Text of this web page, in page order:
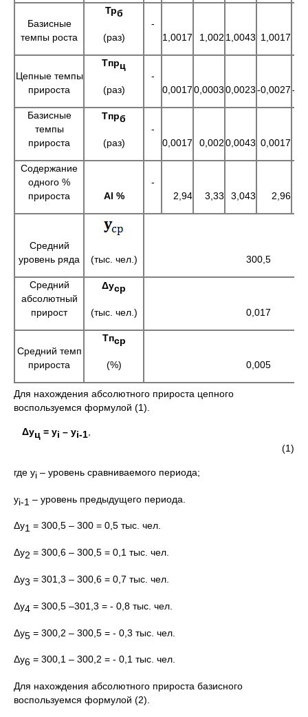
Базисные
темпы роста
Трб
(раз)
-
1,0017
1,002 1,0043 1,0017
Цепные темпы
прироста
Тпрц
(раз)
-
0,00170,00030,0023-0,0027-
Базисные
темпы
прироста
Тпрб
(раз)
-
0,0017
0,0020,0043 0,0017
Содержание
одного %
прироста
Al %
-
2,94
3,33 3,043 2,96
Средний
уровень ряда
(тыс. чел.) 300,5
Средний
абсолютный
прирост
Δуср
(тыс. чел.) 0,017
Средний темп
прироста
Тпср
(%) 0,005
Для нахождения абсолютного прироста цепного
воспользуемся формулой (1).
Δуц = уi – yi-1
(1)
где yi – уровень сравниваемого периода;
yi-1 – уровень предыдущего периода.
Δу1 = 300,5 – 300 = 0,5 тыс. чел.
Δу2 = 300,6 – 300,5 = 0,1 тыс. чел.
Δу3 = 301,3 – 300,6 = 0,7 тыс. чел.
Δу4 = 300,5 –301,3 = - 0,8 тыс. чел.
Δу5 = 300,2 – 300,5 = - 0,3 тыс. чел.
Δу6 = 300,1 – 300,2 = - 0,1 тыс. чел.
Для нахождения абсолютного прироста базисного
воспользуемся формулой (2).